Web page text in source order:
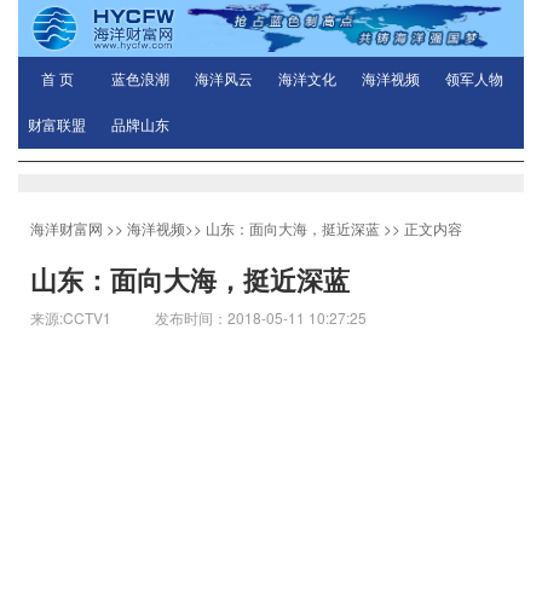
首 页 蓝色浪潮 海洋风云 海洋文化 海洋视频 领军人物
财富联盟 品牌山东
海洋财富网 >> 海洋视频>> 山东：面向大海，挺近深蓝 >> 正文内容
山东：面向大海，挺近深蓝
来源:CCTV1 发布时间：2018-05-11 10:27:25